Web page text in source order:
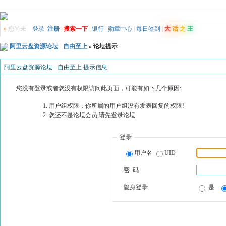
» 您尚未 登录 注册 搜索一下 银行 勋章中心 每日签到 大 话 之 王
阿里云盘资源论坛 - 自由至上 » 论坛提示
阿里云盘资源论坛 - 自由至上 提示信息
您没有登录或者您没有权限访问此页面，可能有如下几个原因:
用户组权限：你所属的用户组没有发表回复的权限!
您还不是论坛会员,请先登录论坛
登录
用户名 UID
密 码
隐身登录 是